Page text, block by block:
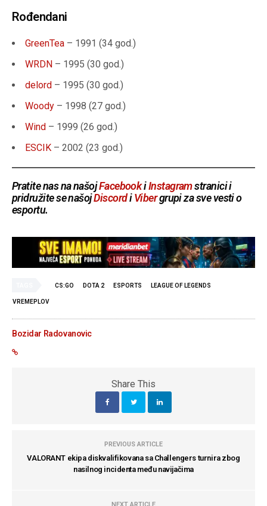
Rođendani
GreenTea – 1991 (34 god.)
WRDN – 1995 (30 god.)
delord – 1995 (30 god.)
Woody – 1998 (27 god.)
Wind – 1999 (26 god.)
ESCIK – 2002 (23 god.)
Pratite nas na našojFacebookiInstagramstranici i
pridružite se našojDiscordiVibergrupi za sve vesti o
esportu.
CS:GO DOTA 2 ESPORTS LEAGUE OF LEGENDS
VREMEPLOV
Bozidar Radovanovic
Share This
PREVIOUS ARTICLE
VALORANT ekipa diskvalifikovana sa Challengers turnira zbog
nasilnog incidenta među navijačima